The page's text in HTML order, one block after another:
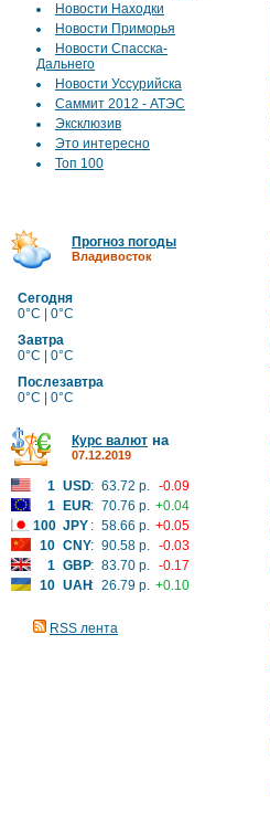
Новости Находки
Новости Приморья
Новости Спасска-
Дальнего
Новости Уссурийска
Саммит 2012 - АТЭС
Эксклюзив
Это интересно
Топ 100
Прогноз погоды
Владивосток
Сегодня
0°C | 0°C
Завтра
0°C | 0°C
Послезавтра
0°C | 0°C
Курс валют на
07.12.2019
1 USD: 63.72 р. -0.09
1
EUR: 70.76 р. +0.04
100 JPY : 58.66 р. +0.05
10 CNY: 90.58 р. -0.03
1 GBP: 83.70 р. -0.17
10 UAH: 26.79 р. +0.10
RSS лента